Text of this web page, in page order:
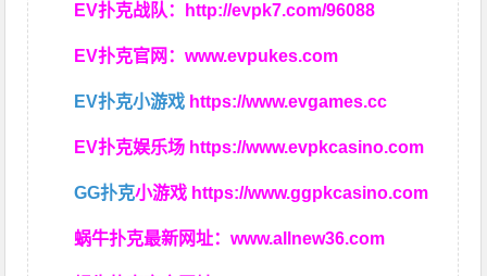
EV扑克战队： http://evpk7.com/96088
EV扑克官网：www.evpukes.com
EV扑克小游戏 https://www.evgames.cc
EV扑克娱乐场 https://www.evpkcasino.com
GG扑克小游戏 https://www.ggpkcasino.com
蜗牛扑克最新网址：www.allnew36.com